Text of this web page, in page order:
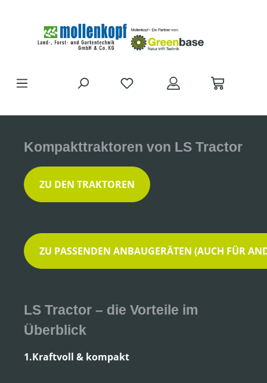
DU HAST 0 PRODUKTE AUF
Kompakttraktoren von LS Tractor
ZU DEN TRAKTOREN
ZU PASSENDEN ANBAUGERÄTEN (AUCH FÜR
LS Tractor – die Vorteile im
Überblick
1.Kraftvoll & kompakt